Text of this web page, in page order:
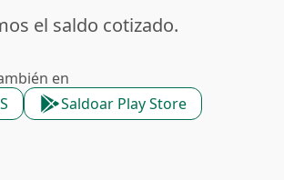
el saldo cotizado.
en
Saldoar Play Store